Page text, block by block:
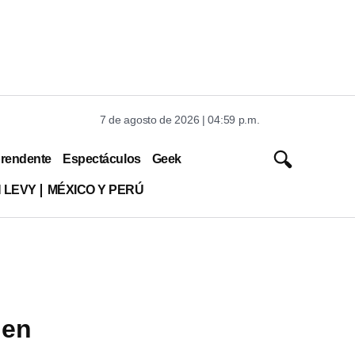
7 de agosto de 2026 | 04:59 p.m.
Espectáculos Geek
LEVY MÉXICO Y PERÚ